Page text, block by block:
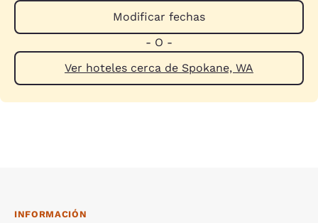
Modificar fechas
- O -
Ver hoteles cerca de Spokane, WA
INFORMACIÓN